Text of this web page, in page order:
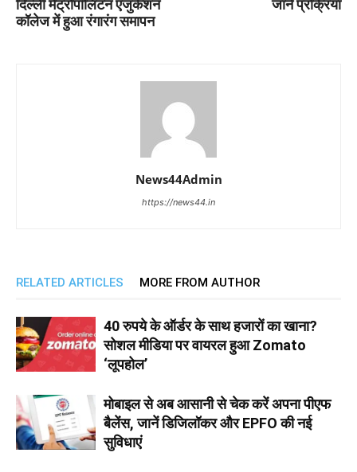
दिल्ली मेट्रोपॉलिटन एजुकेशन
कॉलेज में हुआ रंगारंग समापन
जानें प्रक्रिया
News44Admin
https://news44.in
RELATED ARTICLES MORE FROM AUTHOR
40 रुपये के ऑर्डर के साथ हजारों का खाना?
सोशल मीडिया पर वायरल हुआ Zomato
‘लूपहोल’
मोबाइल से अब आसानी से चेक करें अपना पीएफ
बैलेंस, जानें डिजिलॉकर और EPFO की नई
सुविधाएं